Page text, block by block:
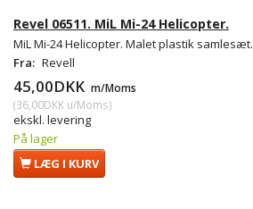
Revel 06511. MiL Mi-24 Helicopter.
MiL Mi-24 Helicopter. Malet plastik samlesæt.
Fra: Revell
45,00DKK m/Moms
(36,00DKK u/Moms)
ekskl. levering
På lager
LÆG I KURV